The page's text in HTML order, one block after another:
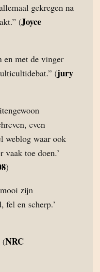
gekregen na
(Joyce
en met de vinger
(jury
even
weblog waar ook
vaak toe doen.’
)
zijn
fel en scherp.’
(NRC